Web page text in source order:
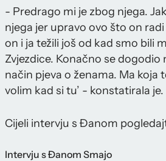
- Predrago mi je zbog njega.
njega jer upravo ovo što on
on i ja težili još od kad smo bili
Zvjezdice. Konačno se dogodio
način pjeva o ženama. Ma koja
volim kad si tu’ - konstatirala je.
Cijeli intervju s Đanom
Intervju s Đanom Smajo